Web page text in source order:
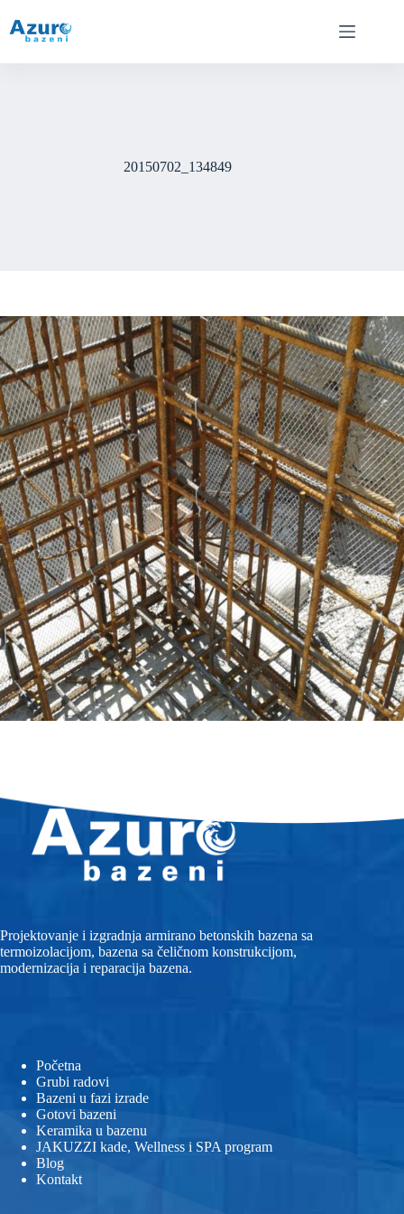
content
20150702_134849
Projektovanje i izgradnja armirano betonskih bazena sa
termoizolacijom, bazena sa čeličnom konstrukcijom,
modernizacija i reparacija bazena.
Početna
Grubi radovi
Bazeni u fazi izrade
Gotovi bazeni
Keramika u bazenu
JAKUZZI kade, Wellness i SPA program
Blog
Kontakt